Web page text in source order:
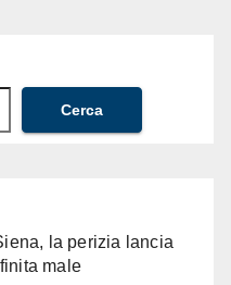
Cerca
la perizia lancia
male